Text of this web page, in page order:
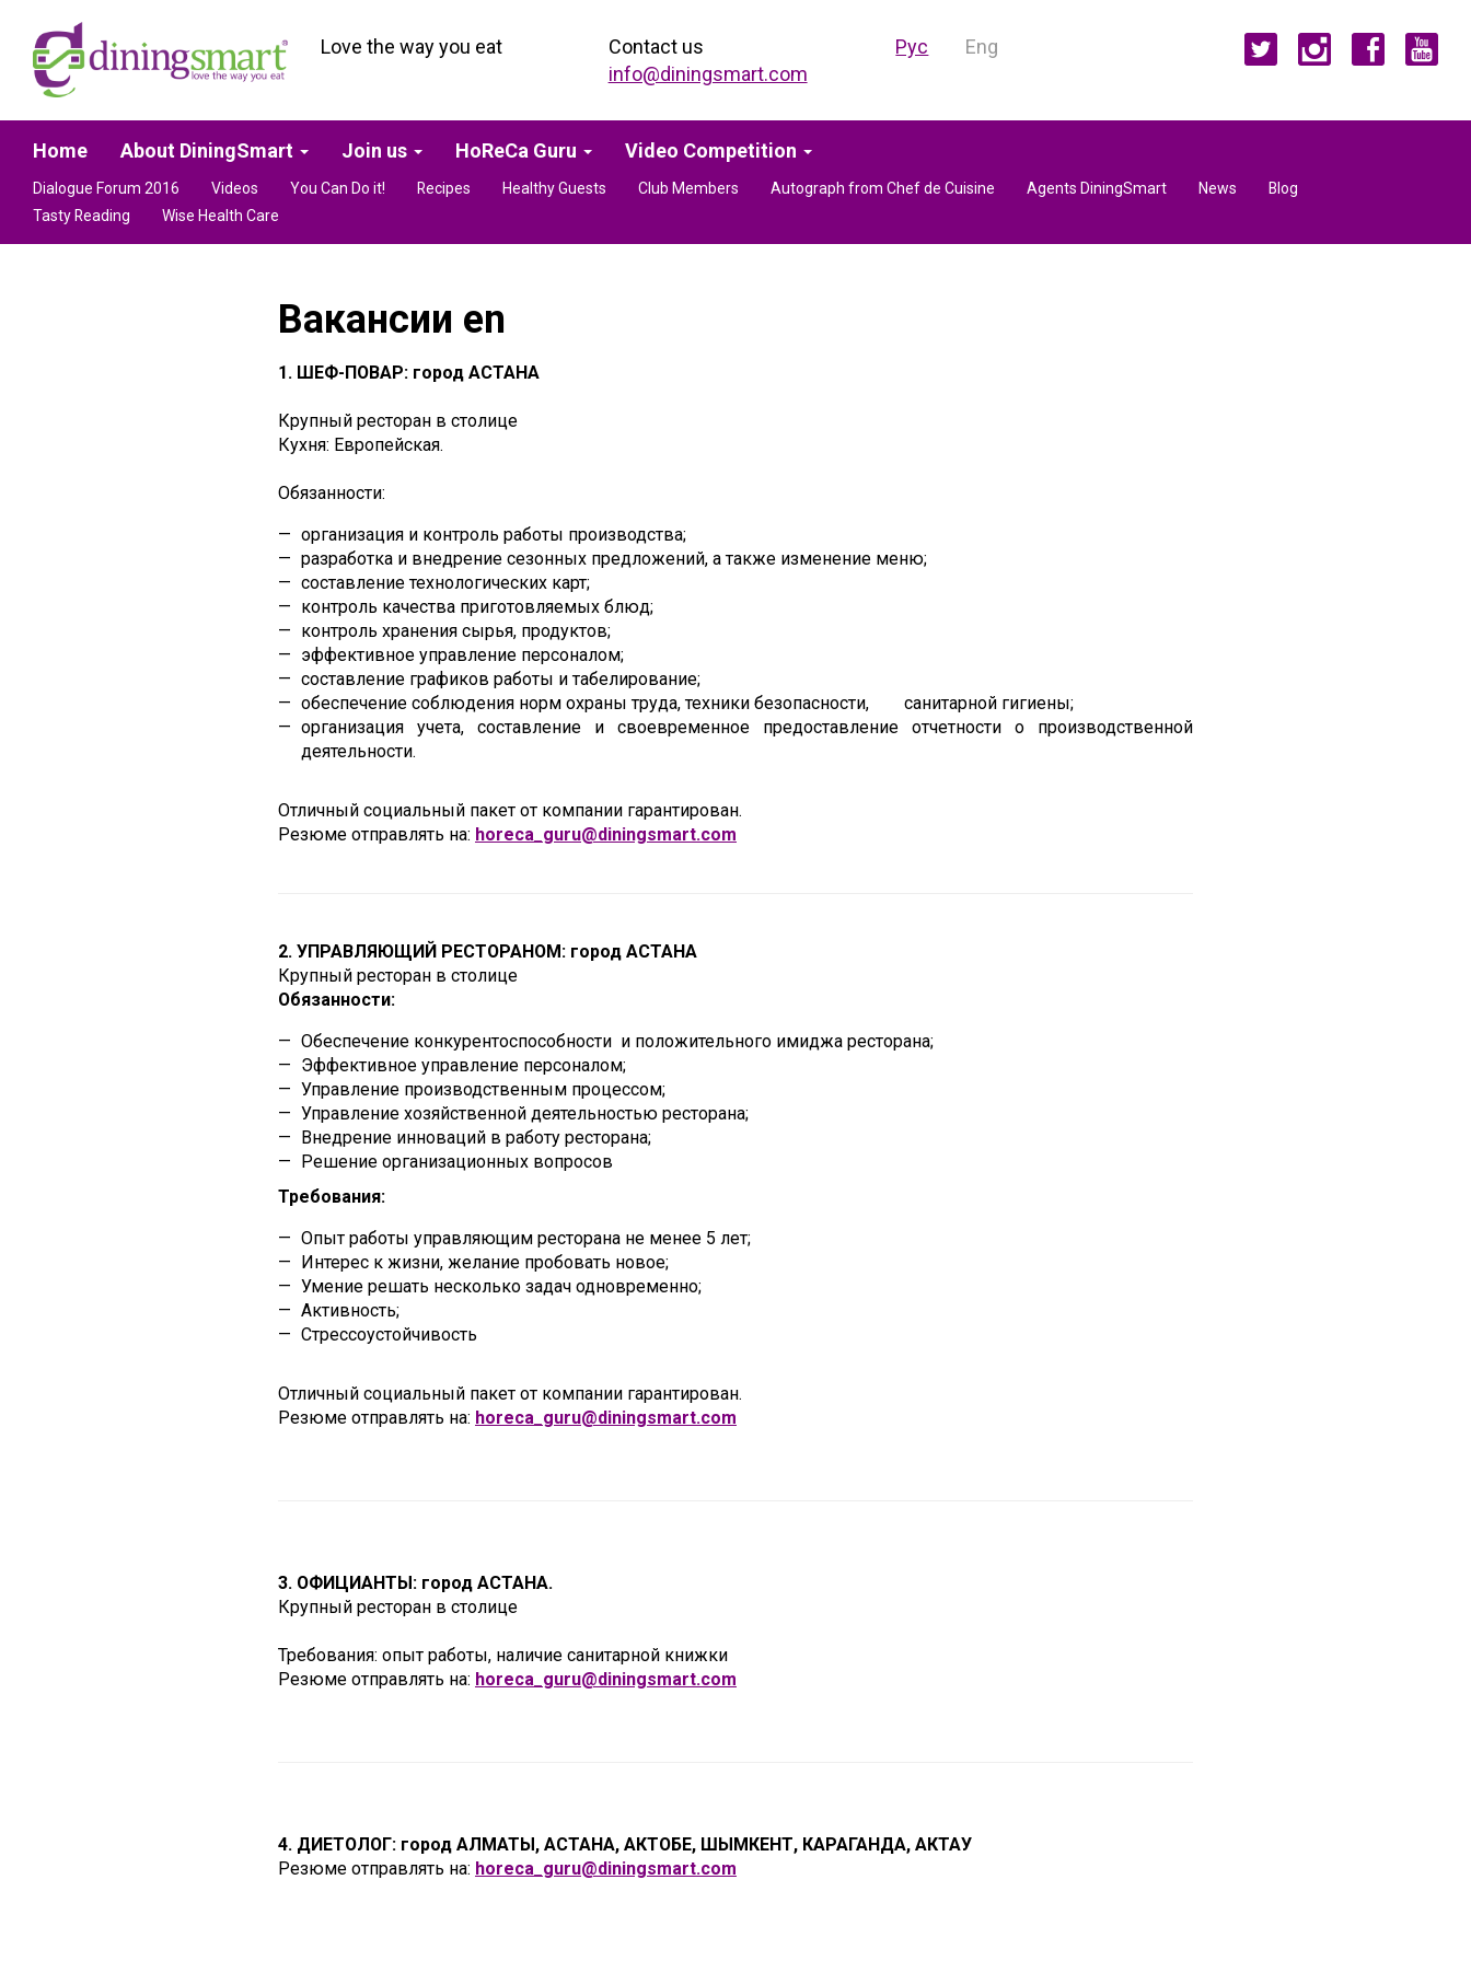
Love the way you eat
Contact us
info@diningsmart.com
Рус Eng
Home About DiningSmart Join us HoReCa Guru Video Competition
Dialogue Forum 2016 Videos You Can Do it! Recipes Healthy Guests Club Members Autograph from Chef de Cuisine Agents DiningSmart News
Blog
Tasty Reading
Wise Health Care
Вакансии en
1. ШЕФ-ПОВАР: город АСТАНА
Крупный ресторан в столице
Кухня: Европейская.
Обязанности:
организация и контроль работы производства;
разработка и внедрение сезонных предложений, а также изменение меню;
составление технологических карт;
контроль качества приготовляемых блюд;
контроль хранения сырья, продуктов;
эффективное управление персоналом;
составление графиков работы и табелирование;
обеспечение соблюдения норм охраны труда, техники безопасности, санитарной гигиены;
организация учета, составление и своевременное предоставление отчетности о производственной
деятельности.
Отличный социальный пакет от компании гарантирован.
Резюме отправлять на: horeca guru@diningsmart.com
2. УПРАВЛЯЮЩИЙ РЕСТОРАНОМ: город АСТАНА
Крупный ресторан в столице
Обязанности:
Обеспечение конкурентоспособности и положительного имиджа ресторана;
Эффективное управление персоналом;
Управление производственным процессом;
Управление хозяйственной деятельностью ресторана;
Внедрение инноваций в работу ресторана;
Решение организационных вопросов
Требования:
Опыт работы управляющим ресторана не менее 5 лет;
Интерес к жизни, желание пробовать новое;
Умение решать несколько задач одновременно;
Активность;
Стрессоустойчивость
Отличный социальный пакет от компании гарантирован.
Резюме отправлять на: horeca guru@diningsmart.com
3. ОФИЦИАНТЫ: город АСТАНА.
Крупный ресторан в столице
Требования: опыт работы, наличие санитарной книжки
Резюме отправлять на: horeca guru@diningsmart.com
4. ДИЕТОЛОГ: город АЛМАТЫ, АСТАНА, АКТОБЕ, ШЫМКЕНТ, КАРАГАНДА, АКТАУ
Резюме отправлять на: horeca guru@diningsmart.com